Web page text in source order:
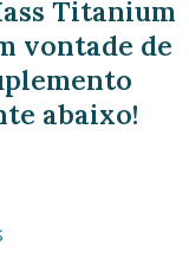
Titanium
vontade de
abaixo!